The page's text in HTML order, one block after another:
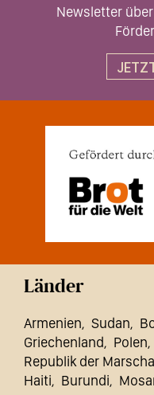
Newsletter
Länder
Armenien Sudan
Griechenland
Polen
Republik der
Haiti
Burundi